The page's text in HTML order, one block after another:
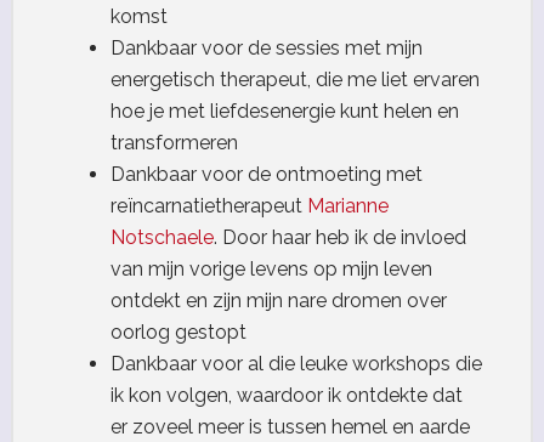
komst
Dankbaar voor de sessies met mijn
energetisch therapeut, die me liet ervaren
hoe je met liefdesenergie kunt helen en
transformeren
Dankbaar voor de ontmoeting met
reïncarnatietherapeut Marianne
Notschaele. Door haar heb ik de invloed
van mijn vorige levens op mijn leven
ontdekt en zijn mijn nare dromen over
oorlog gestopt
Dankbaar voor al die leuke workshops die
ik kon volgen, waardoor ik ontdekte dat
er zoveel meer is tussen hemel en aarde